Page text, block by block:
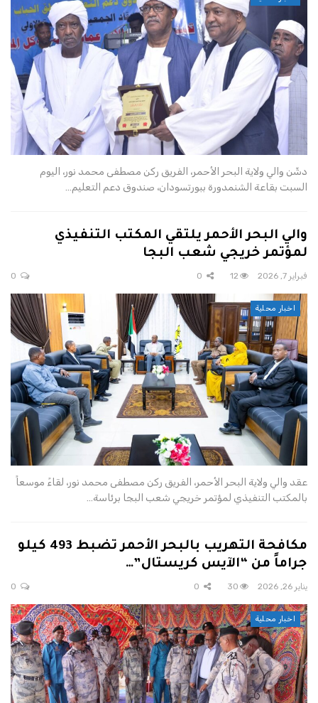
دشّن والي ولاية البحر الأحمر، الفريق ركن مصطفى محمد نور، اليوم
السبت بقاعة الشنمدورة ببورتسودان، صندوق دعم التعليم…
والي البحر الأحمر يلتقي المكتب التنفيذي
لمؤتمر خريجي شعب البجا
فبراير 7, 2026 12
اخبار محلية
عقد والي ولاية البحر الأحمر، الفريق ركن مصطفى محمد نور، لقاءً موسعاً
بالمكتب التنفيذي لمؤتمر خريجي شعب البجا برئاسة…
مكافحة التهريب بالبحر الأحمر تضبط 493 كيلو
جراماً من “الآيس كريستال”…
يناير 26, 2026 30
اخبار محلية